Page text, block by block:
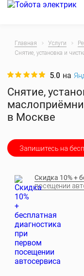
Главная Услуги
Снятие, установка и
Снятие,
в Москве
5.0 на
Запишитесь на
Скидка 10% +
посещении